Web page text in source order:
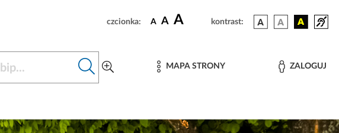
czcionka: A A A kontrast:
MAPA STRONY ZALOGUJ